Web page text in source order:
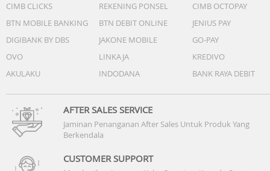
CIMB CLICKS
REKENING PONSEL
CIMB OCTOPAY
BTN MOBILE BANKING
BTN DEBIT ONLINE
JENIUS PAY
DIGIBANK BY DBS
JAKONE MOBILE
GO-PAY
OVO
LINKAJA
KREDIVO
AKULAKU
INDODANA BANK RAYA DEBIT
AFTER SALES SERVICE
Jaminan Penanganan After Sales Untuk Produk Yang
Berkendala
CUSTOMER SUPPORT